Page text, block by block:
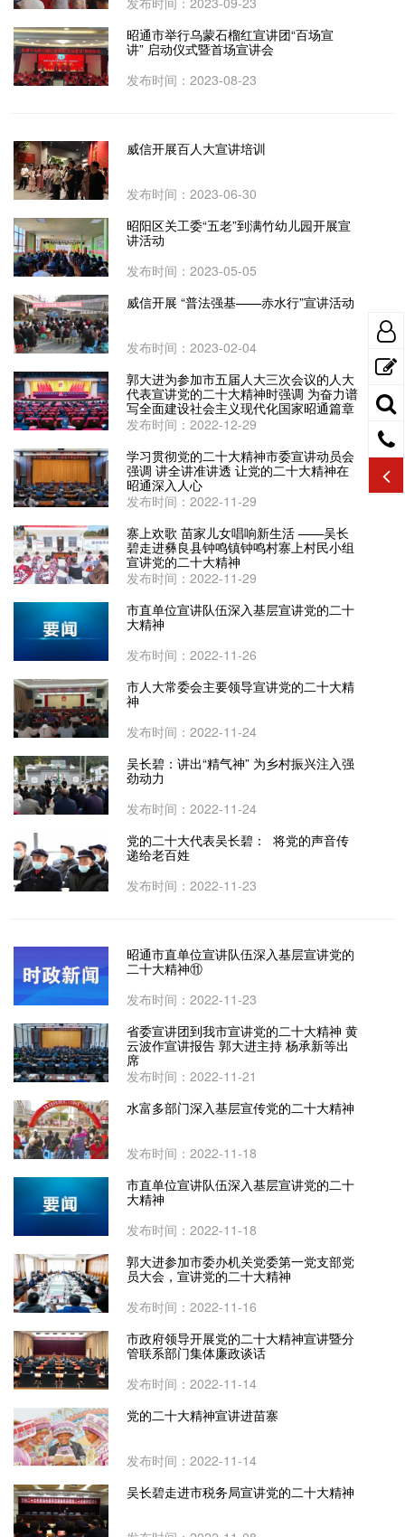
昭通市举行乌蒙石榴红宣讲团“百场宣
讲” 启动仪式暨首场宣讲会
发布时间：2023-08-23
威信开展百人大宣讲培训
发布时间：2023-06-30
昭阳区关工委“五老”到满竹幼儿园开展宣
讲活动
发布时间：2023-05-05
威信开展 “普法强基——赤水行”宣讲活动
发布时间：2023-02-04
郭大进为参加市五届人大三次会议的人大
代表宣讲党的二十大精神时强调 为奋力谱
写全面建设社会主义现代化国家昭通篇章
贡献力量
发布时间：2022-12-29
学习贯彻党的二十大精神市委宣讲动员会
强调 讲全讲准讲透 让党的二十大精神在
昭通深入人心
发布时间：2022-11-29
寨上欢歌 苗家儿女唱响新生活 ——吴长
碧走进彝良县钟鸣镇钟鸣村寨上村民小组
宣讲党的二十大精神
发布时间：2022-11-29
市直单位宣讲队伍深入基层宣讲党的二十
大精神
发布时间：2022-11-26
市人大常委会主要领导宣讲党的二十大精
神
发布时间：2022-11-24
吴长碧：讲出“精气神” 为乡村振兴注入强
劲动力
发布时间：2022-11-24
党的二十大代表吴长碧： 将党的声音传
递给老百姓
发布时间：2022-11-23
昭通市直单位宣讲队伍深入基层宣讲党的
二十大精神⑪
发布时间：2022-11-23
省委宣讲团到我市宣讲党的二十大精神 黄
云波作宣讲报告 郭大进主持 杨承新等出
席
发布时间：2022-11-21
水富多部门深入基层宣传党的二十大精神
发布时间：2022-11-18
市直单位宣讲队伍深入基层宣讲党的二十
大精神
发布时间：2022-11-18
郭大进参加市委办机关党委第一党支部党
员大会，宣讲党的二十大精神
发布时间：2022-11-16
市政府领导开展党的二十大精神宣讲暨分
管联系部门集体廉政谈话
发布时间：2022-11-14
党的二十大精神宣讲进苗寨
发布时间：2022-11-14
吴长碧走进市税务局宣讲党的二十大精神